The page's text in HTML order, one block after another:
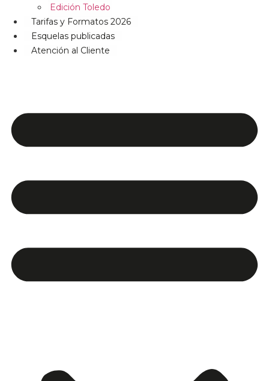
Edición Toledo
Tarifas y Formatos 2026
Esquelas publicadas
Atención al Cliente